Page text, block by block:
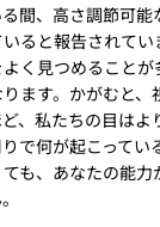
間、高さ調節可
ると報告されて
く見つめること
ます。かがむと、
、私たちの目はよ
で何が起こってい
も、あなたの能